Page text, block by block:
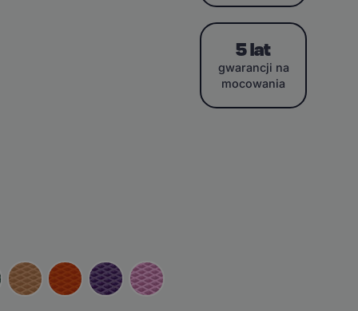
5 lat
gwarancji na
mocowania